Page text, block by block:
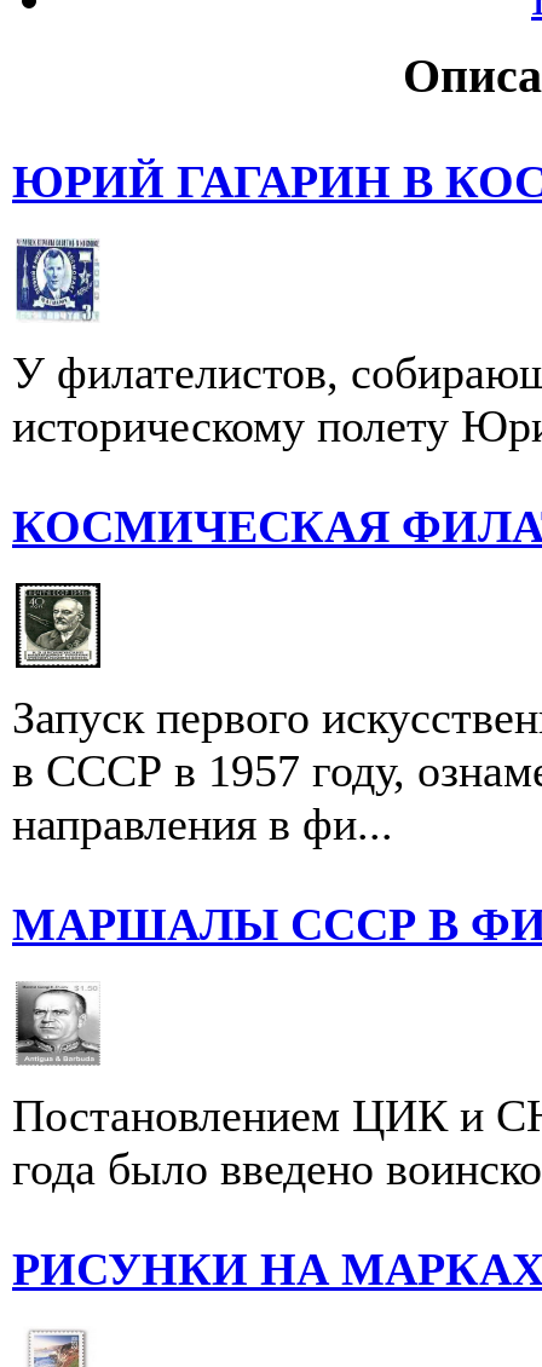
ЮРИЙ ГАГАРИН В
У филателистов,
историческому полету
КОСМИЧЕСКАЯ
Запуск первого
в СССР в 1957 году,
направления в фи...
МАРШАЛЫ СССР В
Постановлением ЦИК и
года было введено
РИСУНКИ НА